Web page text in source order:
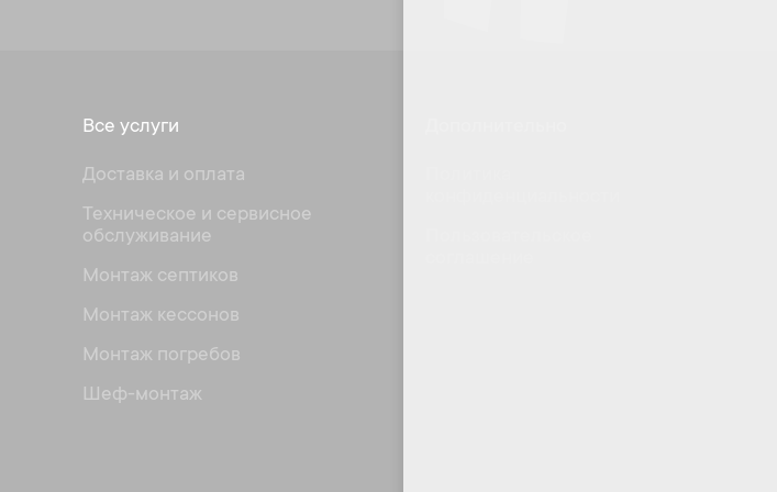
Все услуги
Доставка и оплата
Техническое и сервисное
обслуживание
Монтаж септиков
Монтаж кессонов
Монтаж погребов
Шеф-монтаж